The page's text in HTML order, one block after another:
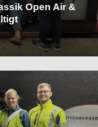
Open Air &